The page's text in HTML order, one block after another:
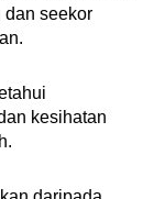
dan seekor
kesihatan